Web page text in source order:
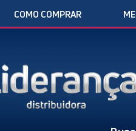
COMO COMPRAR